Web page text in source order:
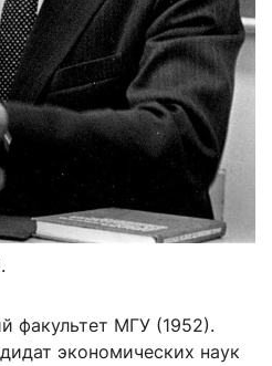
факультет МГУ (1952).
экономических наук